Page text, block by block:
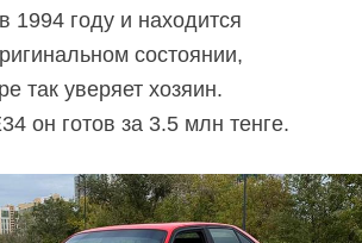
году и находится
состоянии,
так уверяет хозяин.
он готов за 3.5 млн тенге.